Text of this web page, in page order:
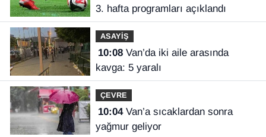
3. hafta programları açıklandı
ASAYİŞ
10:08Van’da iki aile arasında
kavga: 5 yaralı
ÇEVRE
10:04Van’a sıcaklardan sonra
yağmur geliyor